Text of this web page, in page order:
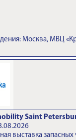
Москва, МВЦ
Saint
выставка запасных